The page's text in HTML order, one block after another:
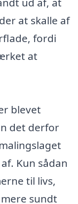
at skalle af
fordi
at
blevet
det derfor
Kun sådan
til livs,
sundt